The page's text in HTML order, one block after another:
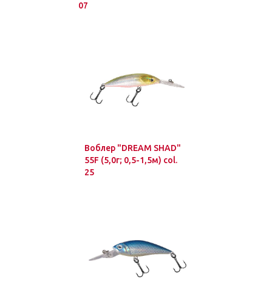
07
Воблер "DREAM SHAD"
55F (5,0г; 0,5-1,5м) col.
25